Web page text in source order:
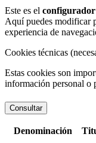
Este es el
Aquí puedes modificar
experiencia de
Cookies técnicas
Estas cookies son
información personal o
Consultar
Denominación